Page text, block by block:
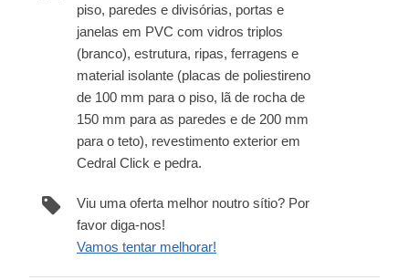
piso, paredes e divisórias, portas e
janelas em PVC com vidros triplos
(branco), estrutura, ripas, ferragens e
material isolante (placas de poliestireno
de 100 mm para o piso, lã de rocha de
150 mm para as paredes e de 200 mm
para o teto), revestimento exterior em
Cedral Click e pedra.
Viu uma oferta melhor noutro sítio? Por
favor diga-nos!
Vamos tentar melhorar!